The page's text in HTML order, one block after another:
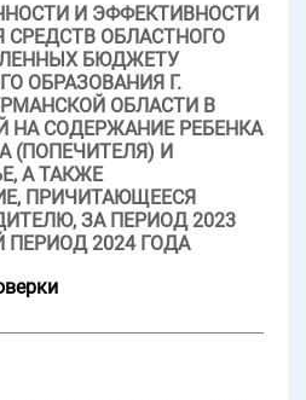
И ЭФФЕКТИВНОСТИ
СРЕДСТВ ОБЛАСТНОГО
БЮДЖЕТУ
ОБРАЗОВАНИЯ Г.
ОБЛАСТИ В
НА СОДЕРЖАНИЕ РЕБЕНКА
(ПОПЕЧИТЕЛЯ) И
А ТАКЖЕ
ПРИЧИТАЮЩЕЕСЯ
ЗА ПЕРИОД 2023
2024 ГОДА